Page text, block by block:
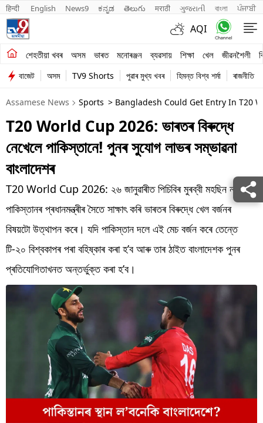
हिन्दी English News9 ಕನ್ನಡ తెలుగు मराठी ગુજરાતી বাংলা ਪੰਜਾਬੀ
AQI
শেহতীয়া খবৰ অসম ভাৰত মনোৰঞ্জন ব্যৱসায় শিক্ষা খেল জীৱনশৈলী
শেহতীয়া খবৰ
অসম
ভাৰত
মনোৰঞ্জন
শিক্ষা
খেল
জীৱনশৈলী
বিশ্ব
প্ৰযুক্তি
বাজেট অসম TV9 Shorts পুৱাৰ মুখ্য খবৰ হিমন্ত বিশ্ব শৰ্মা ৰাজনীতি
Assamese News Sports > Bangladesh Could Get Entry In T20
T20 World Cup 2026: ভাৰতৰ বিৰুদ্ধে
নেখেলে পাকিস্তানে! পুনৰ সুযোগ লাভৰ সম্ভাৱনা
বাংলাদেশৰ
T20 World Cup 2026: ২৬ জানুৱাৰীত পিচিবিৰ মুৰব্বী মহছিন নাকৱীয়ে
পাকিস্তানৰ প্ৰধানমন্ত্ৰীৰ সৈতে সাক্ষাৎ কৰি ভাৰতৰ বিৰুদ্ধে খেল বৰ্জনৰ
বিষয়টো উত্থাপন কৰে। যদি পাকিস্তান দলে এই মেচ বৰ্জন কৰে তেন্তে
টি-২০ বিশ্বকাপৰ পৰা বহিষ্কাৰ কৰা হ’ব আৰু তাৰ ঠাইত বাংলাদেশক পুনৰ
প্ৰতিযোগিতাখনত অন্তৰ্ভুক্ত কৰা হ’ব।